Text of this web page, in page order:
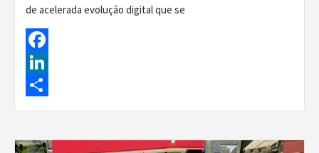
de acelerada evolução digital que se
Facebook
LinkedIn
Share